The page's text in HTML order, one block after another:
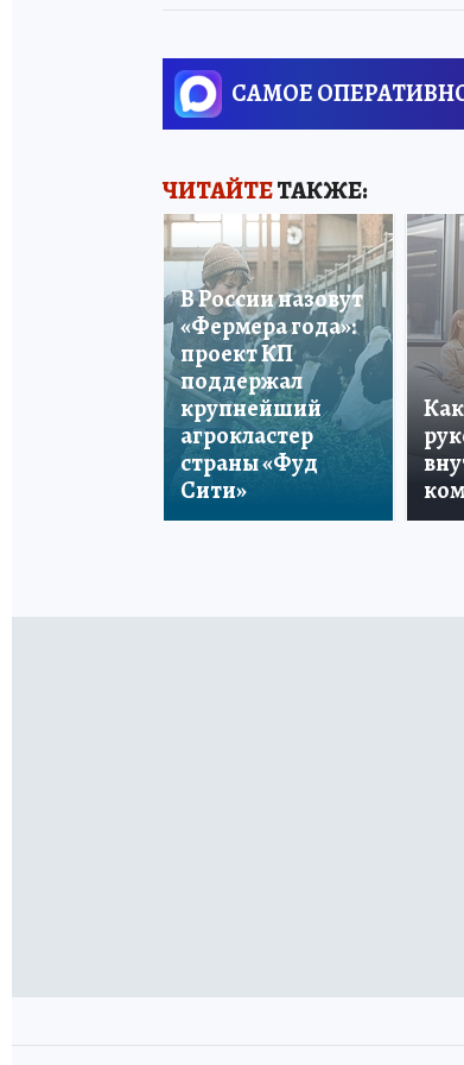
САМОЕ
ЧИТАЙТЕТАКЖЕ:
В России назовут
«Фермера года»:
проект КП
поддержал
крупнейший
агрокластер
страны «Фуд
Сити»